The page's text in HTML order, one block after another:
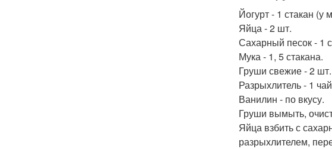
Йогурт - 1 стакан (у
Яйца - 2 шт.
Сахарный песок - 1
Мука - 1, 5 стакана.
Груши свежие - 2 шт.
Разрыхлитель - 1
Ванилин - по вкусу.
Груши вымыть,
Яйца взбить с
разрыхлителем,